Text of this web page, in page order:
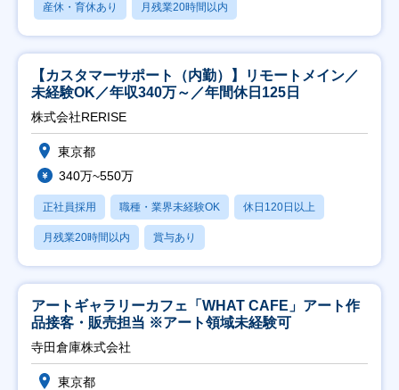
産休・育休あり 月残業20時間以内
【カスタマーサポート（内勤）】リモートメイン／
未経験OK／年収340万～／年間休日125日
株式会社RERISE
東京都
340万~550万
正社員採用 職種・業界未経験OK 休日120日以上
月残業20時間以内 賞与あり
アートギャラリーカフェ「WHAT CAFE」アート作
品接客・販売担当 ※アート領域未経験可
寺田倉庫株式会社
東京都